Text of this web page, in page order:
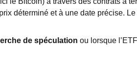
déterminé et à une date précise.
de spéculation ou lorsque